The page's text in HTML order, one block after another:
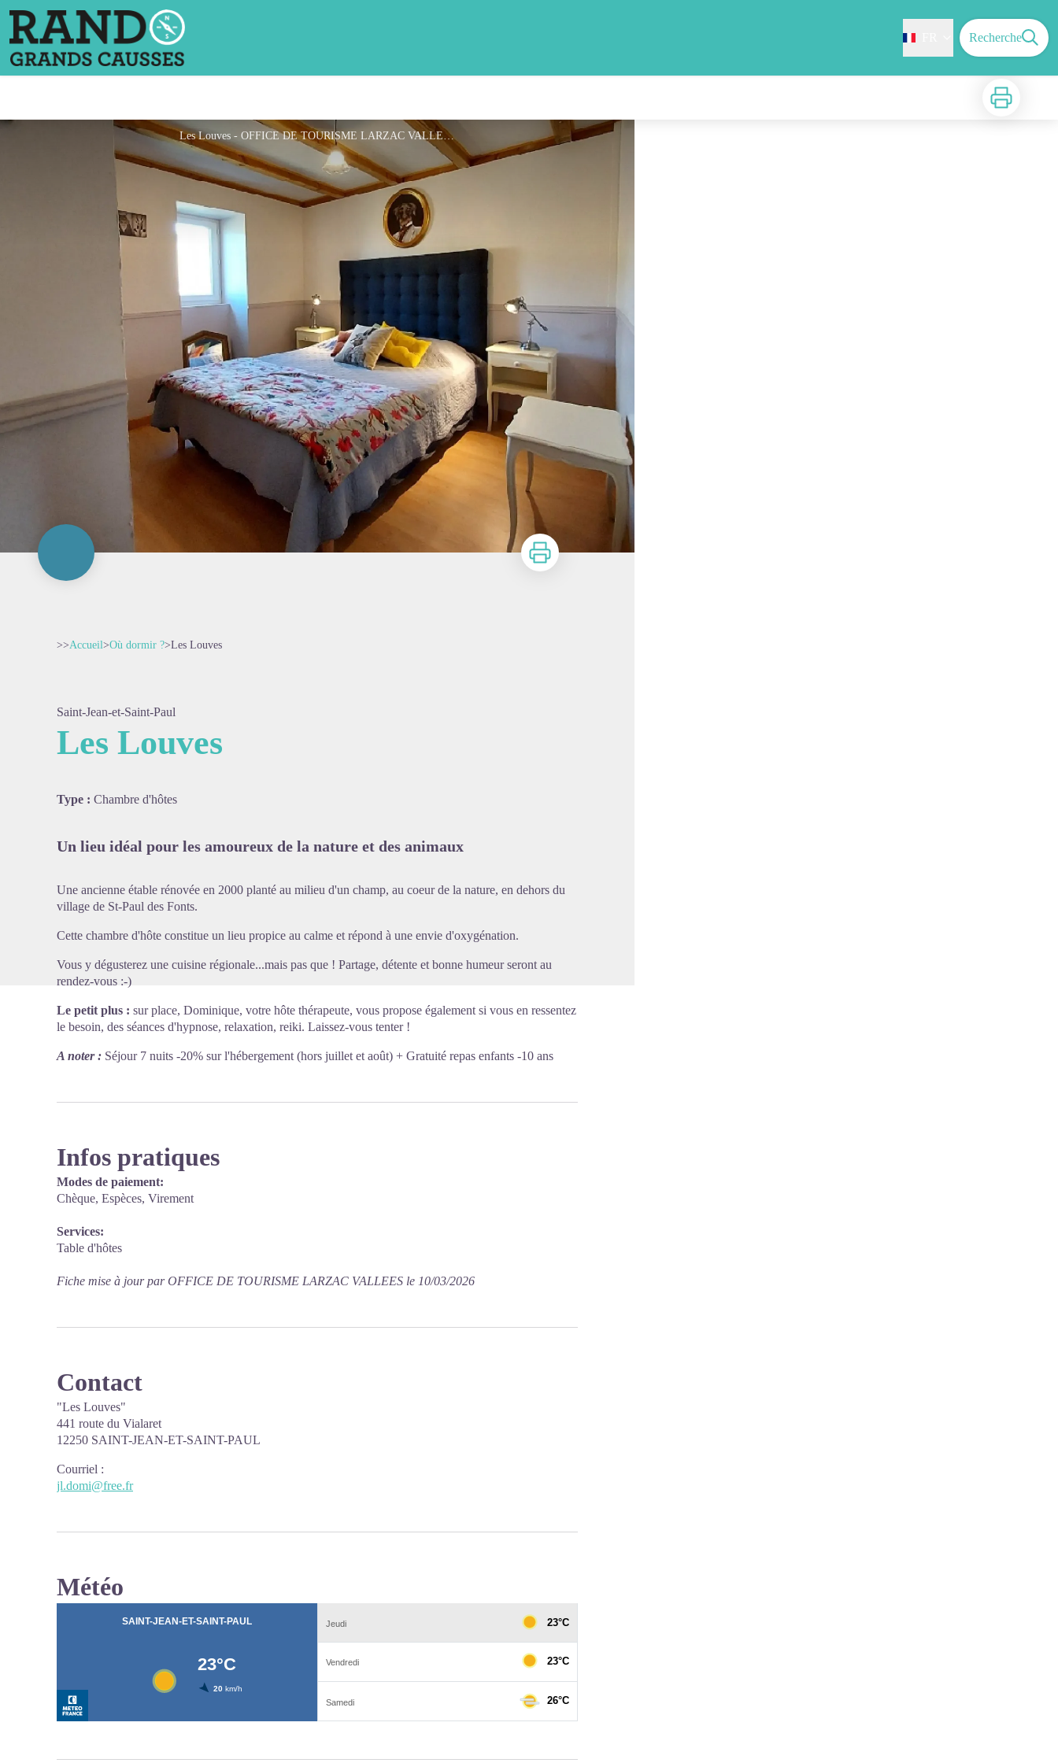
Recherche
Imprimer
Les Louves - OFFICE DE TOURISME LARZAC VALLEES
Imprimer
>>Accueil>Où dormir ?>Les Louves
Saint-Jean-et-Saint-Paul
Les Louves
Type : Chambre d'hôtes
Un lieu idéal pour les amoureux de la nature et des animaux
Une ancienne étable rénovée en 2000 planté au milieu d'un champ, au coeur de la nature, en dehors du
village de St-Paul des Fonts.
Cette chambre d'hôte constitue un lieu propice au calme et répond à une envie d'oxygénation.
Vous y dégusterez une cuisine régionale...mais pas que ! Partage, détente et bonne humeur seront au
rendez-vous :-)
Le petit plus : sur place, Dominique, votre hôte thérapeute, vous propose également si vous en ressentez
le besoin, des séances d'hypnose, relaxation, reiki. Laissez-vous tenter !
A noter : Séjour 7 nuits -20% sur l'hébergement (hors juillet et août) + Gratuité repas enfants -10 ans
Infos pratiques
Modes de paiement:
Chèque, Espèces, Virement
Services:
Table d'hôtes
Fiche mise à jour par OFFICE DE TOURISME LARZAC VALLEES le 10/03/2026
Contact
"Les Louves"
441 route du Vialaret
12250 SAINT-JEAN-ET-SAINT-PAUL
Courriel :
jl.domi@free.fr
Météo